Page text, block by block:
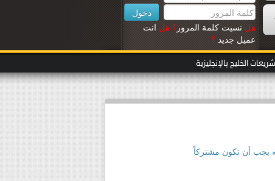
هل نسيت كلمة المرور ؟ هل انت
عميل جديد ؟
الخليج بالإنجليزية
يجب أن تكون مشتركاً